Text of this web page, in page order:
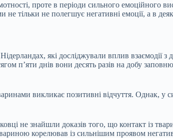
проте в періоди сильного емоційного
тільки не полегшує негативні емоції, а в
які досліджували вплив
п’яти днів вони десять разів на добу
викликає позитивні відчуття. Однак,
не знайшли доказів того, що контакт із
корелював із сильнішим проявом